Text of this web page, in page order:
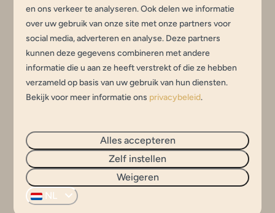
Animatie
Op onze camping wordt tijdens de landelijke
schoolvakanties veel georganiseerd om alle
bezorgen.
Meer
In de omgeving: 0km
en ons verkeer te analyseren. Ook delen we informatie
over uw gebruik van onze site met onze partners voor
social media, adverteren en analyse. Deze partners
kunnen deze gegevens combineren met andere
informatie die u aan ze heeft verstrekt of die ze hebben
verzameld op basis van uw gebruik van hun diensten.
Bekijk voor meer informatie ons privacybeleid.
Alles accepteren
Zelf instellen
Weigeren
NL